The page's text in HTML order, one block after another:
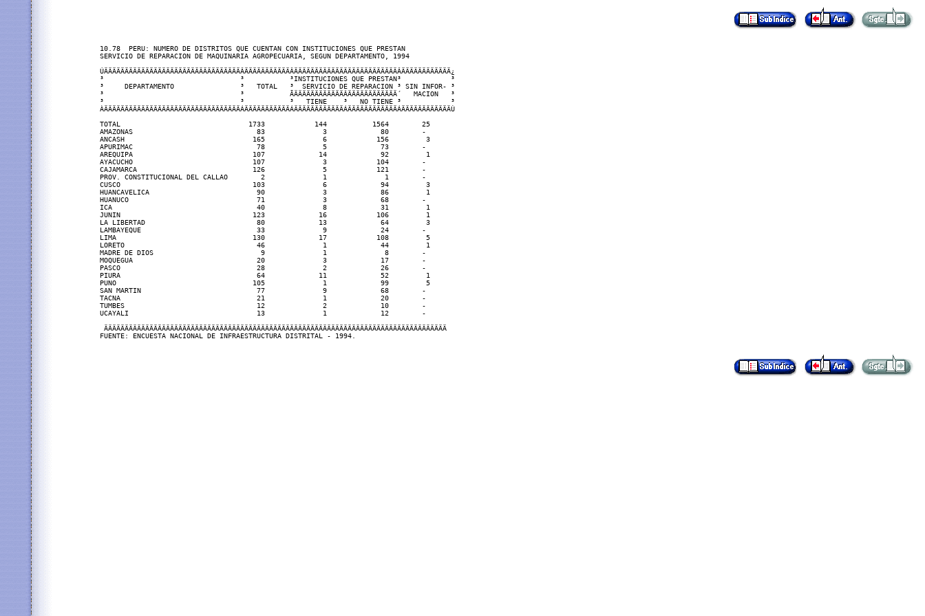
10.78  PERU: NUMERO DE DISTRITOS QUE CUENTAN CON INSTITUCIONES QUE PRESTAN
SERVICIO DE REPARACION DE MAQUINARIA AGROPECUARIA, SEGUN DEPARTAMENTO, 1994
ÚÄÄÄÄÄÄÄÄÄÄÄÄÄÄÄÄÄÄÄÄÄÄÄÄÄÄÄÄÄÄÄÄÄÂÄÄÄÄÄÄÄÄÄÄÄÂÄÄÄÄÄÄÄÄÄÄÄÄÄÄÄÄÄÄÄÄÄÄÄÄÄÂÄÄÄÄÄÄÄÄÄÄÄÄ¿
³                                 ³           ³INSTITUCIONES QUE PRESTAN³            ³
³     DEPARTAMENTO                ³   TOTAL   ³  SERVICIO DE REPARACION ³ SIN INFOR- ³
³                                 ³           ÃÄÄÄÄÄÄÄÄÄÄÄÄÂÄÄÄÄÄÄÄÄÄÄÄÄ´   MACION   ³
³                                 ³           ³   TIENE    ³   NO TIENE ³            ³
ÀÄÄÄÄÄÄÄÄÄÄÄÄÄÄÄÄÄÄÄÄÄÄÄÄÄÄÄÄÄÄÄÄÄÁÄÄÄÄÄÄÄÄÄÄÄÁÄÄÄÄÄÄÄÄÄÄÄÄÁÄÄÄÄÄÄÄÄÄÄÄÄÁÄÄÄÄÄÄÄÄÄÄÄÄÙ
TOTAL                               1733            144           1564        25
AMAZONAS                              83              3             80        -
ANCASH                               165              6            156         3
APURIMAC                              78              5             73        -
AREQUIPA                             107             14             92         1
AYACUCHO                             107              3            104        -
CAJAMARCA                            126              5            121        -
PROV. CONSTITUCIONAL DEL CALLAO        2              1              1        -
CUSCO                                103              6             94         3
HUANCAVELICA                          90              3             86         1
HUANUCO                               71              3             68        -
ICA                                   40              8             31         1
JUNIN                                123             16            106         1
LA LIBERTAD                           80             13             64         3
LAMBAYEQUE                            33              9             24        -
LIMA                                 130             17            108         5
LORETO                                46              1             44         1
MADRE DE DIOS                          9              1              8        -
MOQUEGUA                              20              3             17        -
PASCO                                 28              2             26        -
PIURA                                 64             11             52         1
PUNO                                 105              1             99         5
SAN MARTIN                            77              9             68        -
TACNA                                 21              1             20        -
TUMBES                                12              2             10        -
UCAYALI                               13              1             12        -
ÄÄÄÄÄÄÄÄÄÄÄÄÄÄÄÄÄÄÄÄÄÄÄÄÄÄÄÄÄÄÄÄÄÄÄÄÄÄÄÄÄÄÄÄÄÄÄÄÄÄÄÄÄÄÄÄÄÄÄÄÄÄÄÄÄÄÄÄÄÄÄÄÄÄÄÄÄÄÄÄÄÄÄ